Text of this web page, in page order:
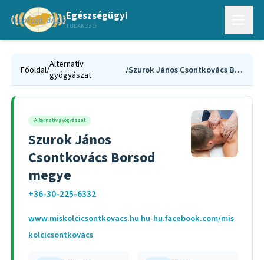
Egészségügyi
TUDAKOZÓ
Főoldal/Alternatív
gyógyászat
/ Szurok János Csontkovács Borsod megye
Alternatív gyógyászat
Szurok János
Csontkovács Borsod
megye
+36-30-225-6332
www.miskolcicsontkovacs.hu hu-hu.facebook.com/mis
kolcicsontkovacs